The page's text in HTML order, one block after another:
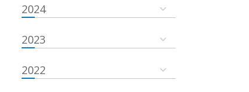
2024
2023
2022